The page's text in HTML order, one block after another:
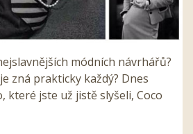
módních návrhářů?
zná prakticky každý? Dnes
které jste už jistě slyšeli, Coco